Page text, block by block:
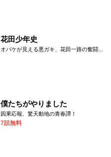
花田少年史
オバケが見える悪ガキ、花田一路の奮闘物
僕たちがやりました
因果応報、驚天動地の青春譚！
7話無料